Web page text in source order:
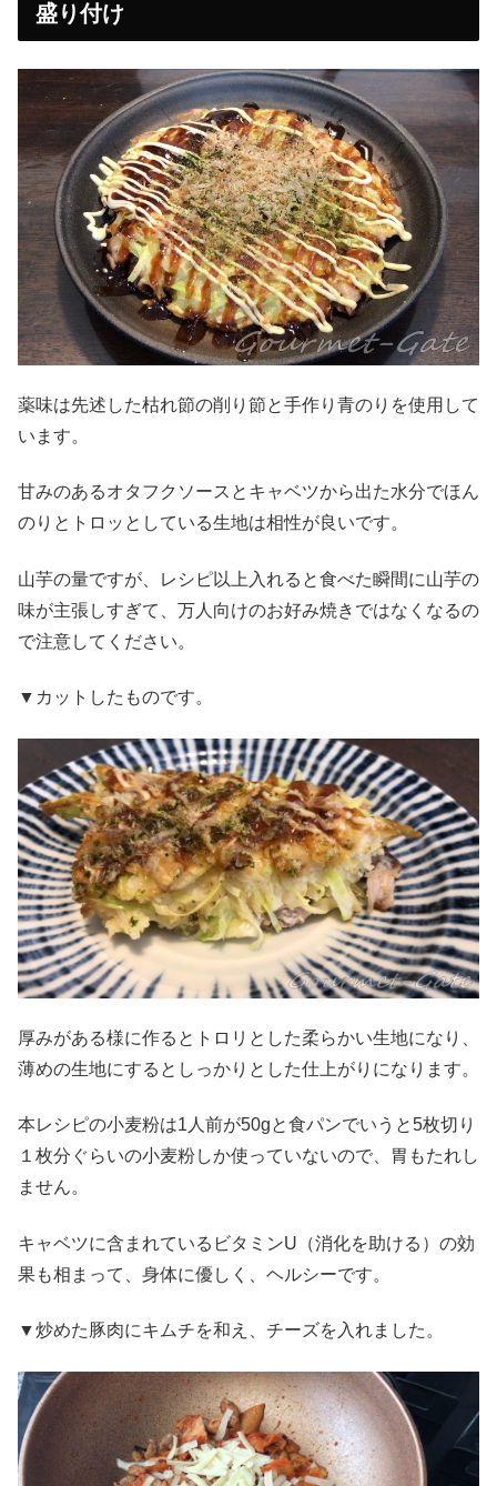
盛り付け
薬味は先述した枯れ節の削り節と手作り青のりを使用して
います。
甘みのあるオタフクソースとキャベツから出た水分でほん
のりとトロッとしている生地は相性が良いです。
山芋の量ですが、レシピ以上入れると食べた瞬間に山芋の
味が主張しすぎて、万人向けのお好み焼きではなくなるの
で注意してください。
▼カットしたものです。
厚みがある様に作るとトロリとした柔らかい生地になり、
薄めの生地にするとしっかりとした仕上がりになります。
本レシピの小麦粉は1人前が50gと食パンでいうと5枚切り
１枚分ぐらいの小麦粉しか使っていないので、胃もたれし
ません。
キャベツに含まれているビタミンU（消化を助ける）の効
果も相まって、身体に優しく、ヘルシーです。
▼炒めた豚肉にキムチを和え、チーズを入れました。